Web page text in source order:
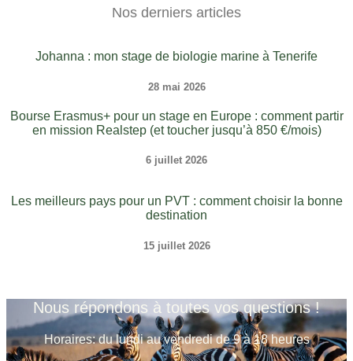
Nos derniers articles
Johanna : mon stage de biologie marine à Tenerife
28 mai 2026
Bourse Erasmus+ pour un stage en Europe : comment partir
en mission Realstep (et toucher jusqu’à 850 €/mois)
6 juillet 2026
Les meilleurs pays pour un PVT : comment choisir la bonne
destination
15 juillet 2026
Nous répondons à toutes vos questions !
Horaires: du lundi au vendredi de 9 à 18 heures